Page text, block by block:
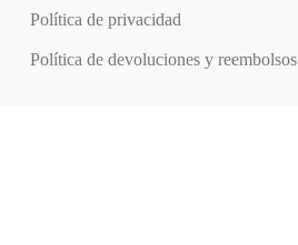
Política de privacidad
Política de devoluciones y reembolsos